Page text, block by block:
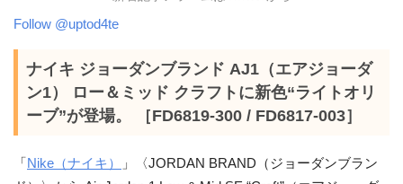
Follow @uptod4te
ナイキ ジョーダンブランド AJ1（エアジョーダ
ン1） ロー＆ミッド クラフトに新色“ライトオリ
ーブ”が登場。 ［FD6819-300 / FD6817-003］
「 Nike（ナイキ）
」〈JORDAN BRAND（ジョーダンブラン